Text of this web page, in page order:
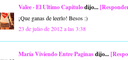
Valee · El Ultimo Capitulodijo...
¡Que ganas de leerlo! Besos :)
23 de julio de 2012 a las 3:38
María Viviendo Entre Paginasdijo...